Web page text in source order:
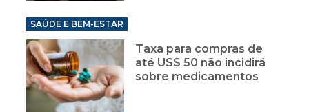
SAÚDE E BEM-ESTAR
Taxa para compras de
até US$ 50 não incidirá
sobre medicamentos